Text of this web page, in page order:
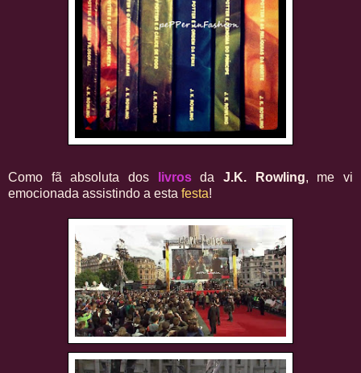
Como fã absoluta dos livrosdaJ.K. Rowling, me vi
emocionada assistindo a esta festa!